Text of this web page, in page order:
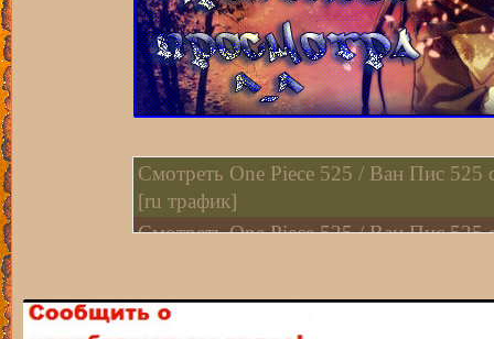
Смотреть One Рiece 525 / Ван Пис 525
[ru трафик]
Смотреть One Рiece 525 / Ван Пис 525
[ru трафик]